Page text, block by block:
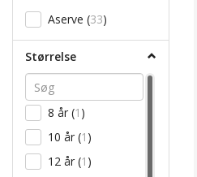
Aserve (33)
Størrelse
8 år (1 )
10 år (1 )
12 år (1 )